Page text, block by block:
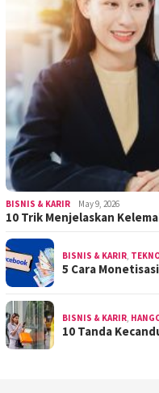
BISNIS & KARIR May 9, 2026
10 Trik Menjelaskan
BISNIS & KARIR
5 Cara
BISNIS & KARIR
10 Tanda